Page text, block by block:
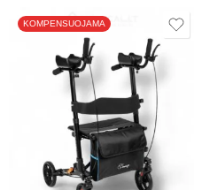
KOMPENSUOJAMA